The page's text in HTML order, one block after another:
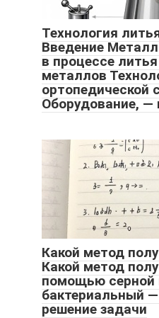
Технология
Введение
в процессе
металлов
ортопедической
Оборудование, —
Какой метод
Какой метод
помощью серной
бактериальный
решение задачи